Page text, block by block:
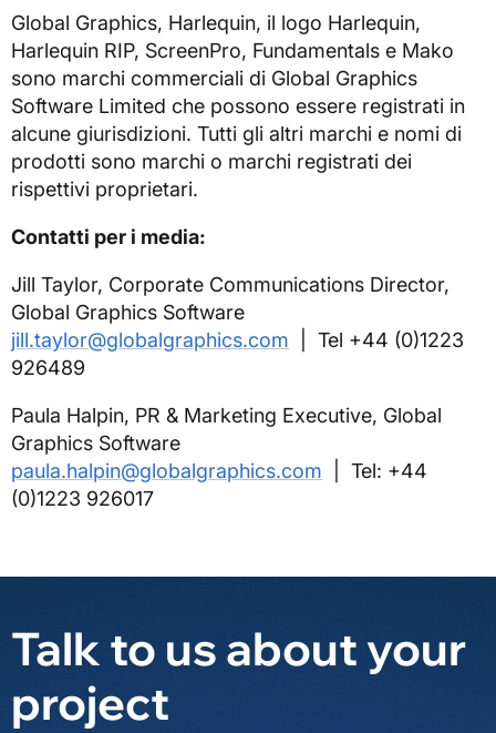
Global Graphics, Harlequin, il logo Harlequin,
Harlequin RIP, ScreenPro, Fundamentals e Mako
sono marchi commerciali di Global Graphics
Software Limited che possono essere registrati in
alcune giurisdizioni. Tutti gli altri marchi e nomi di
prodotti sono marchi o marchi registrati dei
rispettivi proprietari.
Contatti per i media:
Jill Taylor, Corporate Communications Director,
Global Graphics Software
jill.taylor@globalgraphics.com | Tel +44 (0)1223
926489
Paula Halpin, PR & Marketing Executive, Global
Graphics Software
paula.halpin@globalgraphics.com | Tel: +44
(0)1223 926017
Talk to us about your
project